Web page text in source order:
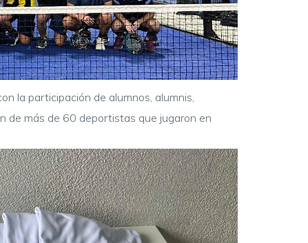
la participación de alumnos, alumnis,
de más de 60 deportistas que jugaron en